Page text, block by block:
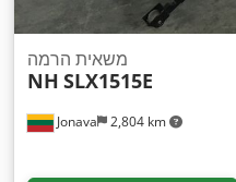
Jonava 2,804 km
משאית הרמה
NH SLX1515E